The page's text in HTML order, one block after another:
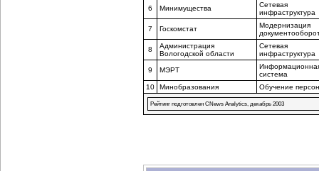
6 Минимущества
Сетевая
инфраструктура
7 Госкомстат
Модернизация
8
Администрация
Вологодской области
Сетевая
инфраструктура
9 МЭРТ
система
10
Минобразования Обучение
Рейтинг подготовлен CNews Analytics, декабрь 2003